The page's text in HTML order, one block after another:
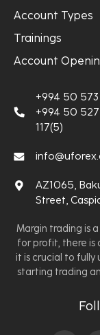
Account Types
Trainings
Account
+994 50 573
+994 50 527
117(5)
AZ1065,
Street,
Margin trading is
for profit, there is
it is crucial to fully
starting trading